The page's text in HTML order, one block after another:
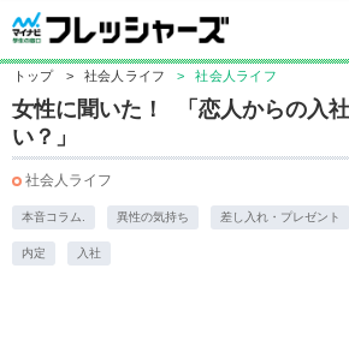
トップ > 社会人ライフ > 社会人ライフ
女性に聞いた！ 「恋人からの入
い？」
社会人ライフ
本音コラム. 異性の気持ち 差し入れ・プレゼント
内定 入社